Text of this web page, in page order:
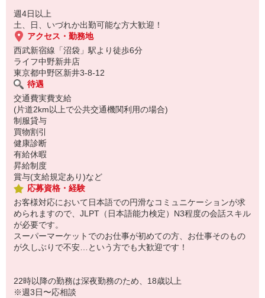
週4日以上
土、日、いづれか出勤可能な方大歓迎！
アクセス・勤務地
西武新宿線「沼袋」駅より徒歩6分
ライフ中野新井店
東京都中野区新井3-8-12
待遇
交通費実費支給
(片道2km以上で公共交通機関利用の場合)
制服貸与
買物割引
健康診断
有給休暇
昇給制度
賞与(支給規定あり)など
応募資格・経験
お客様対応において日本語での円滑なコミュニケーションが求
められますので、JLPT（日本語能力検定）N3程度の会話スキル
が必要です。
スーパーマーケットでのお仕事が初めての方、お仕事そのもの
が久しぶりで不安…という方でも大歓迎です！
22時以降の勤務は深夜勤務のため、18歳以上
※週3日〜応相談